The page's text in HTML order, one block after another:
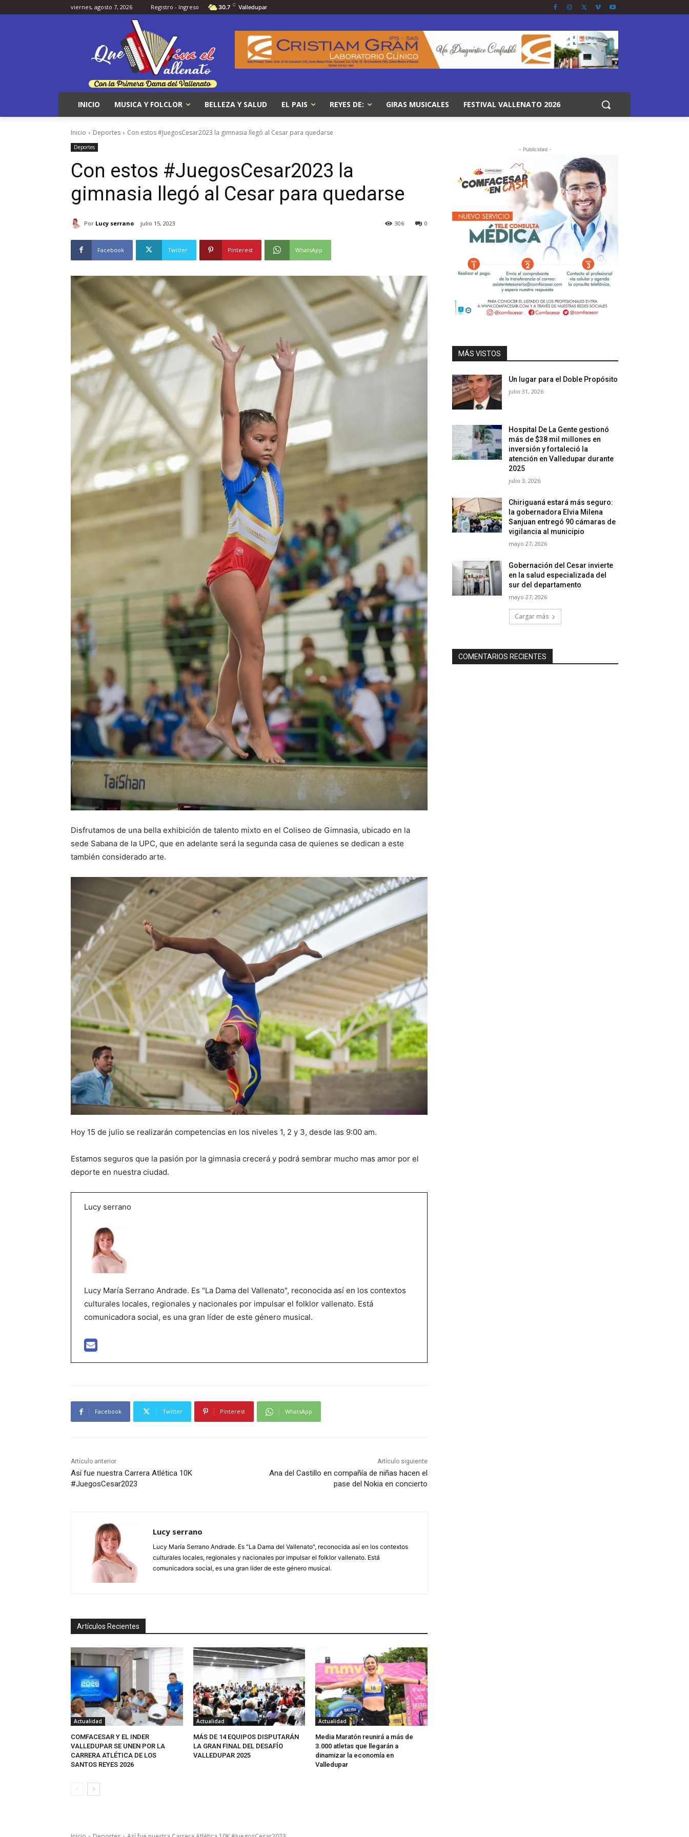
viernes, agosto 7, 2026 Registro - Ingreso 30.7 C Valledupar
INICIO MUSICA Y FOLCLOR BELLEZA Y SALUD EL PAIS REYES DE: GIRAS MUSICALES FESTIVAL VALLENATO 2026
Inicio Deportes Con estos #JuegosCesar2023 la gimnasia llegó al Cesar para quedarse
Deportes
Con estos #JuegosCesar2023 la
gimnasia llegó al Cesar para quedarse
Por Lucy serrano julio 15, 2023 0
306
Facebook Twitter Pinterest WhatsApp
Disfrutamos de una bella exhibición de talento mixto en el Coliseo de Gimnasia, ubicado en la
sede Sabana de la UPC, que en adelante será la segunda casa de quienes se dedican a este
también considerado arte.
Hoy 15 de julio se realizarán competencias en los niveles 1, 2 y 3, desde las 9:00 am.
Estamos seguros que la pasión por la gimnasia crecerá y podrá sembrar mucho mas amor por el
deporte en nuestra ciudad.
Lucy serrano
Lucy María Serrano Andrade. Es "La Dama del Vallenato", reconocida así en los contextos
culturales locales, regionales y nacionales por impulsar el folklor vallenato. Está
comunicadora social, es una gran líder de este género musical.
Facebook Twitter Pinterest WhatsApp
Artículo anterior
Así fue nuestra Carrera Atlética 10K
#JuegosCesar2023
Artículo siguiente
Ana del Castillo en compañía de niñas hacen el
pase del Nokia en concierto
Lucy serrano
Lucy María Serrano Andrade. Es "La Dama del Vallenato", reconocida así en los contextos
culturales locales, regionales y nacionales por impulsar el folklor vallenato. Está
comunicadora social, es una gran líder de este género musical.
Artículos Recientes
Actualidad
COMFACESAR Y EL INDER
VALLEDUPAR SE UNEN POR LA
CARRERA ATLÉTICA DE LOS
SANTOS REYES 2026
Actualidad
MÁS DE 14 EQUIPOS DISPUTARÁN
LA GRAN FINAL DEL DESAFÍO
VALLEDUPAR 2025
Actualidad
Media Maratón reunirá a más de
3.000 atletas que llegarán a
dinamizar la economía en
Valledupar
- Publicidad -
MÁS VISTOS
Un lugar para el Doble Propósito
julio 31, 2026
Hospital De La Gente gestionó
más de $38 mil millones en
inversión y fortaleció la
atención en Valledupar durante
2025
julio 3, 2026
Chiriguaná estará más seguro:
la gobernadora Elvia Milena
Sanjuan entregó 90 cámaras de
vigilancia al municipio
mayo 27, 2026
Gobernación del Cesar invierte
en la salud especializada del
sur del departamento
mayo 27, 2026
Cargar más
COMENTARIOS RECIENTES